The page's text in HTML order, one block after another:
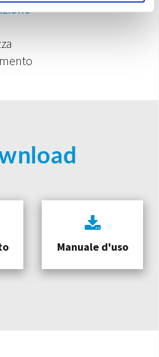
Manuale d'uso